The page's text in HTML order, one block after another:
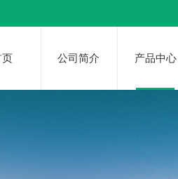
页 公司简介 产品中心